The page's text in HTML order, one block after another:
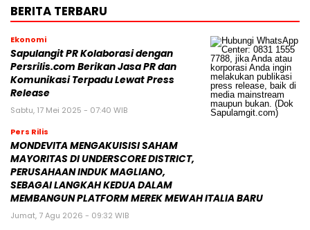
BERITA TERBARU
Ekonomi
Sapulangit PR Kolaborasi dengan
Persrilis.com Berikan Jasa PR dan
Komunikasi Terpadu Lewat Press
Release
Sabtu, 17 Mei 2025 - 07:40 WIB
Pers Rilis
MONDEVITA MENGAKUISISI SAHAM
MAYORITAS DI UNDERSCORE DISTRICT,
PERUSAHAAN INDUK MAGLIANO,
SEBAGAI LANGKAH KEDUA DALAM
MEMBANGUN PLATFORM MEREK MEWAH ITALIA BARU
Jumat, 7 Agu 2026 - 09:32 WIB